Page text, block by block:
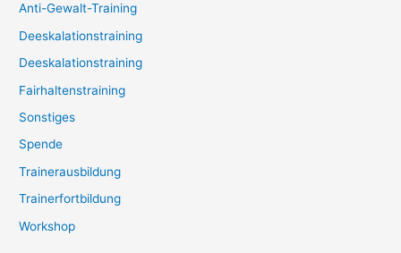
Anti-Gewalt-Training
Deeskalationstraining
Deeskalationstraining
Fairhaltenstraining
Sonstiges
Spende
Trainerausbildung
Trainerfortbildung
Workshop